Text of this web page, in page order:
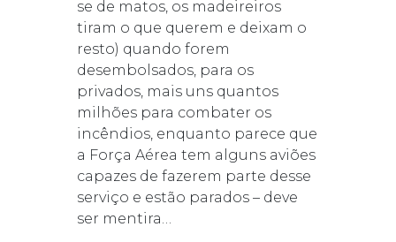
se de matos, os madeireiros
tiram o que querem e deixam o
resto) quando forem
desembolsados, para os
privados, mais uns quantos
milhões para combater os
incêndios, enquanto parece que
a Força Aérea tem alguns aviões
capazes de fazerem parte desse
serviço e estão parados – deve
ser mentira…